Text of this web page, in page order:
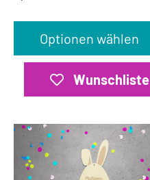
Optionen wählen
Wunschliste